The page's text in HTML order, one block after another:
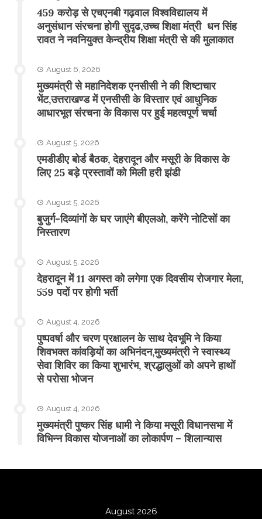
459 करोड़ से एचएनबी गढ़वाल विश्वविद्यालय में
अनुसंधान संरचना होगी सुदृढ,उच्च शिक्षा मंत्री धन सिंह
रावत ने नवनियुक्त केन्द्रीय शिक्षा मंत्री से की मुलाकात
August 6, 2026
मुख्यमंत्री से महानिदेशक एनसीसी ने की शिष्टाचार
भेंट,उत्तराखण्ड में एनसीसी के विस्तार एवं आधुनिक
आधारभूत संरचना के विकास पर हुई महत्वपूर्ण चर्चा
August 5, 2026
एमडीडीए बोर्ड बैठक, देहरादून और मसूरी के विकास के
लिए 25 बड़े प्रस्तावों को मिली हरी झंडी
August 5, 2026
बुजुर्ग-दिव्यांगों के घर जाएंगे बीएलओ, करेंगे नोटिसों का
निस्तारण
August 5, 2026
​देहरादून में 11 अगस्त को लगेगा एक दिवसीय रोजगार मेला,
559 पदों पर होगी भर्ती
August 4, 2026
पुष्पवर्षा और चरण प्रक्षालन के साथ देवभूमि ने किया
शिवभक्त कांवड़ियों का अभिनंदन,मुख्यमंत्री ने स्वास्थ्य
सेवा शिविर का किया शुभारंभ, श्रद्धालुओं को अपने हाथों
से परोसा भोजन
August 4, 2026
मुख्यमंत्री पुष्कर सिंह धामी ने किया मसूरी विधानसभा में
विभिन्न विकास योजनाओं का लोकार्पण – शिलान्यास
August 2026